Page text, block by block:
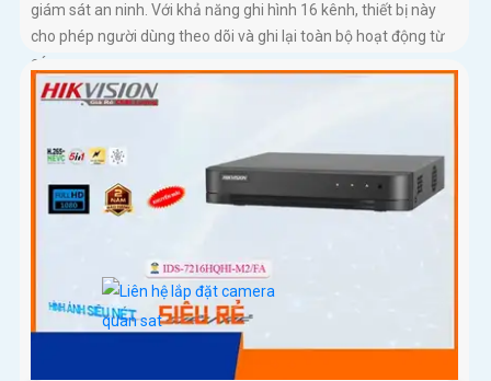
giám sát an ninh. Với khả năng ghi hình 16 kênh, thiết bị này
cho phép người dùng theo dõi và ghi lại toàn bộ hoạt động từ
các camera